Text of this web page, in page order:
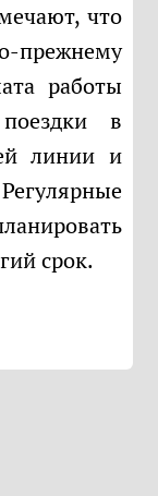
что
прежнему
работы
в
линии и
срок.